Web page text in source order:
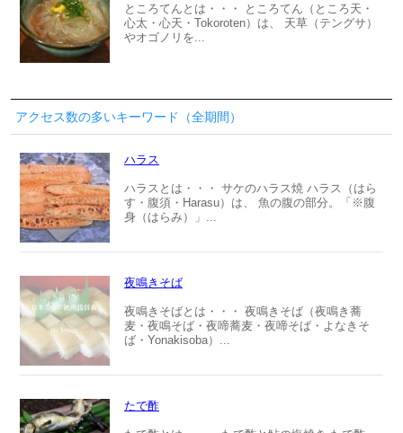
ところてんとは・・・ ところてん（ところ天・
心太・心天・Tokoroten）は、 天草（テングサ）
やオゴノリを...
アクセス数の多いキーワード（全期間）
ハラス
ハラスとは・・・ サケのハラス焼 ハラス（はら
す・腹須・Harasu）は、 魚の腹の部分。「※腹
身（はらみ）」...
夜鳴きそば
夜鳴きそばとは・・・ 夜鳴きそば（夜鳴き蕎
麦・夜鳴そば・夜啼蕎麦・夜啼そば・よなきそ
ば・Yonakisoba）...
たで酢